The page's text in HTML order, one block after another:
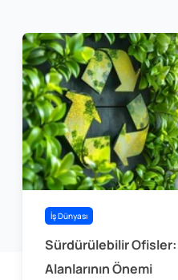
İş Dünyası
Sürdürülebilir Ofisler:
Alanlarının Önemi